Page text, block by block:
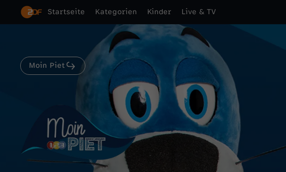
Startseite Kategorien Kinder Live & TV
Moin Piet